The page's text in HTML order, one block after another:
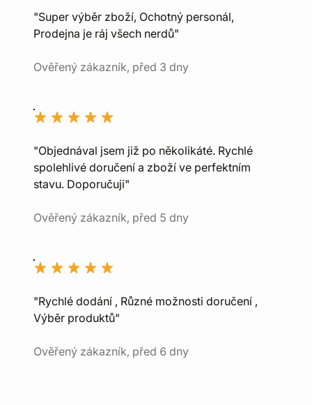
"Super výběr zboží, Ochotný personál,
Prodejna je ráj všech nerdů"
Ověřený zákazník, před 3 dny
"Objednával jsem již po několikáté. Rychlé
spolehlivé doručení a zboží ve perfektním
stavu. Doporučuji"
Ověřený zákazník, před 5 dny
"Rychlé dodání , Různé možnosti doručení ,
Výběr produktů"
Ověřený zákazník, před 6 dny